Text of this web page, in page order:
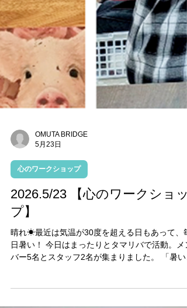
OMUTA BRIDGE
心のワークショップ
2026.5/23 【心のワークショッ
日暑い！ 今日はまったりとタマリバで活動。メン